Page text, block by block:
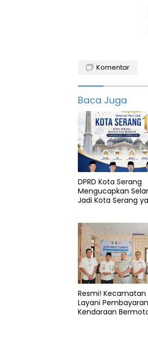
Komentar
Baca Juga
DPRD Kota Serang
Mengucapkan
Jadi Kota Serang
Resmi! Kecamatan
Layani
Kendaraan